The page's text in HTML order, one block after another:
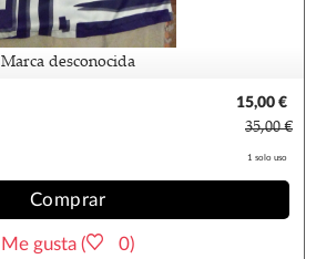
Marca desconocida
15,00 €
35,00 €
1 solo uso
Comprar
Me gusta ( 0)